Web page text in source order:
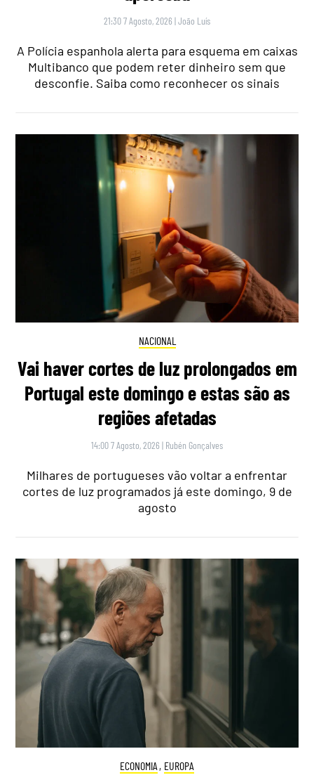
21:30 7 Agosto, 2026 |João Luís
A Polícia espanhola alerta para esquema em caixas
Multibanco que podem reter dinheiro sem que
desconfie. Saiba como reconhecer os sinais
NACIONAL
Vai haver cortes de luz prolongados em
Portugal este domingo e estas são as
regiões afetadas
14:00 7 Agosto, 2026 | Rubén Gonçalves
Milhares de portugueses vão voltar a enfrentar
cortes de luz programados já este domingo, 9 de
agosto
ECONOMIA , EUROPA